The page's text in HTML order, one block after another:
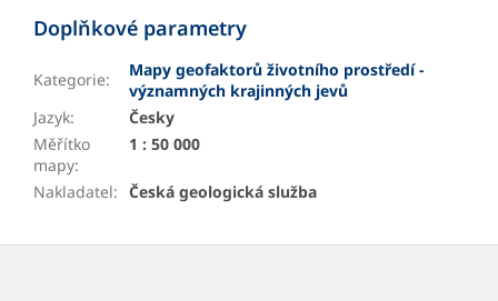
Doplňkové parametry
Kategorie:
Mapy geofaktorů životního prostředí -
významných krajinných jevů
Jazyk:
Česky
Měřítko
mapy:
1 : 50 000
Nakladatel: Česká geologická služba
Z